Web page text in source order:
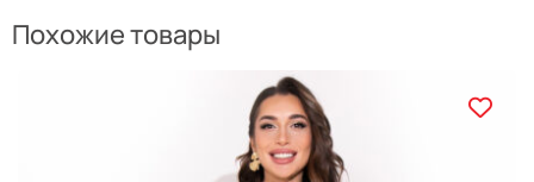
Похожие товары